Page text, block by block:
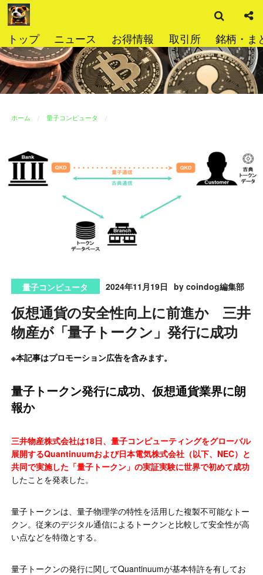
コ
ン
ン
ツ
へ
ス
トップ ニュース お得情報 取引所 銘柄・ま
索
ホーム 量子コンピュータ
量子コンピュータ 2024年11月19日 by coindog編集部
仮想通貨の安全性向上に前進か 三井
物産が「量子トークン」発行に成功
※本記事はプロモーション広告を含みます。
量子トークン発行に成功、仮想通貨業界に朗
報か
三井物産株式会社は18日、量子コンピューティングをグローバル
展開するQuantinuumおよび日本電気株式会社（以下、NEC）と
共同で実施した「量子トークン」の実証実験に世界で初めて成功
したことを発表した。
量子トークンは、量子物理学の特性を活用した複製不可能なトー
クン。従来のデジタル通信によるトークンと比較して安全性が高
い点などを特徴とする。
量子トークンの発行に関してQuantinuumが基本特許を有してお